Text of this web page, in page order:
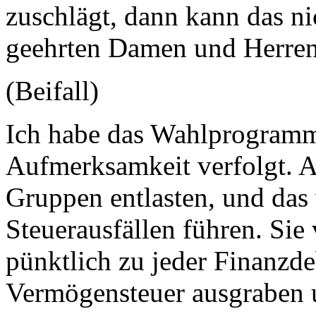
zuschlägt, dann kann das
geehrten Damen und
(Beifall)
Ich habe das
Aufmerksamkeit verfolgt.
Gruppen entlasten, und
Steuerausfällen führen.
pünktlich zu jeder
Vermögensteuer